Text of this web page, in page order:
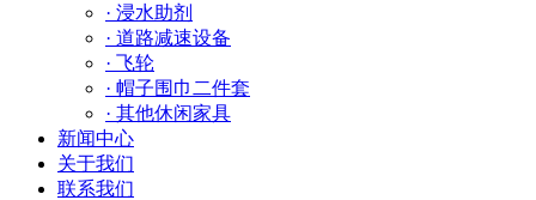
· 浸水助剂
· 道路减速设备
· 飞轮
· 帽子围巾二件套
· 其他休闲家具
新闻中心
关于我们
联系我们